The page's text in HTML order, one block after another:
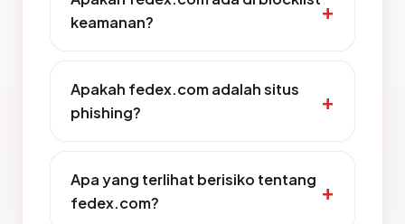
keamanan?
Apakah fedex.com adalah situs
phishing?
Apa yang terlihat berisiko tentang
fedex.com?